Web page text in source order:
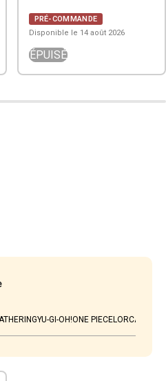
PRÉ-COMMANDE
Disponible le 14 août 2026
ÉPUISÉ
YU-GI-OH!ONE PIECELORCANA